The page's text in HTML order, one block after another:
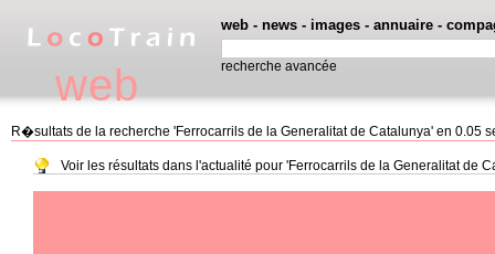
web
web - news - images - annuaire -
recherche avancée
R�sultats de la recherche 'Ferrocarrils de la Generalitat de Catalunya' en 0.05
Voir les résultats dans l'actualité pour 'Ferrocarrils de la Generalitat de